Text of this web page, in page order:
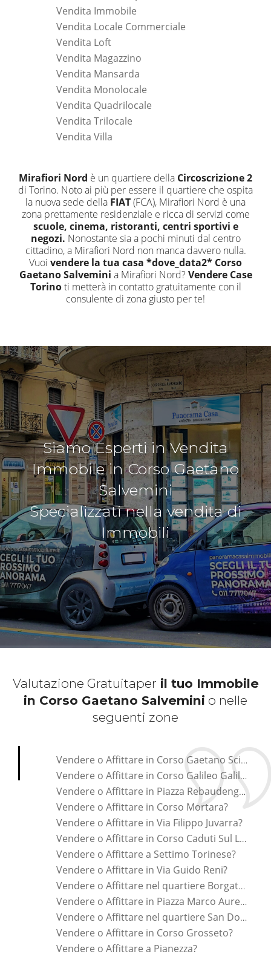
Vendita Immobile
Vendita Locale Commerciale
Vendita Loft
Vendita Magazzino
Vendita Mansarda
Vendita Monolocale
Vendita Quadrilocale
Vendita Trilocale
Vendita Villa
Mirafiori Nord è un quartiere della Circoscrizione 2
di Torino. Noto ai più per essere il quartiere che ospita
la nuova sede della FIAT(FCA), Mirafiori Nord è una
zona prettamente residenziale e ricca di servizi come
scuole, cinema, ristoranti, centri sportivi e
negozi. Nonostante sia a pochi minuti dal centro
cittadino, a Mirafiori Nord non manca davvero nulla.
Vuoi vendere la tua casa *dove_data2* Corso
Gaetano Salvemini a Mirafiori Nord? Vendere Case
Torinoti metterà in contatto gratuitamente con il
consulente di zona giusto per te!
Siamo Esperti in Vendita
Immobile in Corso Gaetano
Salvemini
Specializzati nella vendita di
Immobili
Valutazione Gratuitaper il tuo Immobile
in Corso Gaetano Salvemini o nelle
seguenti zone
Vendere o Affittare in Corso Gaetano Scirea?
Vendere o Affittare in Corso Galileo Galilei?
Vendere o Affittare in Piazza Rebaudengo?
Vendere o Affittare in Corso Mortara?
Vendere o Affittare in Via Filippo Juvarra?
Vendere o Affittare in Corso Caduti Sul Lavoro?
Vendere o Affittare a Settimo Torinese?
Vendere o Affittare in Via Guido Reni?
Vendere o Affittare nel quartiere Borgata Vittoria?
Vendere o Affittare in Piazza Marco Aurelio?
Vendere o Affittare nel quartiere San Donato?
Vendere o Affittare in Corso Grosseto?
Vendere o Affittare a Pianezza?